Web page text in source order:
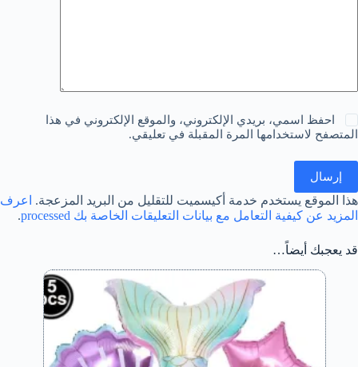
احفظ اسمي، بريدي الإلكتروني، والموقع الإلكتروني في هذا
المتصفح لاستخدامها المرة المقبلة في تعليقي.
إرسال
هذا الموقع يستخدم خدمة أكيسميت للتقليل من البريد المزعجة.
اعرف
المزيد عن كيفية التعامل مع بيانات التعليقات الخاصة بك processed
.
قد يعجبك أيضاً…